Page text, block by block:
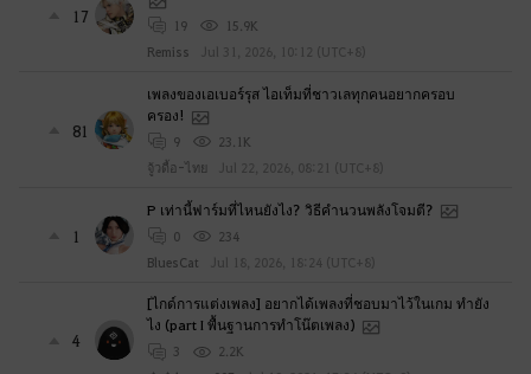
l
o
n
o
?
17
19
15.9K
Remiss
Jul 31, 2026, 10:12 (UTC+8)
81
เพลงของเอเบอร์รุส ไอเท็มที่ชาวเลทุกคนอยากครอบ
ครอง!
9
23.1K
จู้วดื้อ-ไทย
Jul 22, 2026, 08:21 (UTC+8)
1
P เท่านี้ฟาร์มที่ไหนยังไง? วิธีคำนวนพลังโจมตี?
0
234
BluesCat
Jul 18, 2026, 18:24 (UTC+8)
4
[ไกด์การแต่งเพลง] อยากได้เพลงที่ชอบมาไว้ในเกม ทำยัง
ไง (part I พื้นฐานการทำโน๊ตเพลง)
3
2.2K